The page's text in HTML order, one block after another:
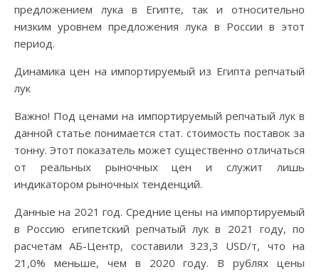
предложением лука в Египте, так и относительно
низким уровнем предложения лука в России в этот
период.
Динамика цен на импортируемый из Египта репчатый
лук
Важно! Под ценами на импортируемый репчатый лук в
данной статье понимается стат. стоимость поставок за
тонну. Этот показатель может существенно отличаться
от реальных рыночных цен и служит лишь
индикатором рыночных тенденций.
Данные на 2021 год. Средние цены на импортируемый
в Россию египетский репчатый лук в 2021 году, по
расчетам АБ-Центр, составили 323,3 USD/т, что на
21,0% меньше, чем в 2020 году. В рублях цены